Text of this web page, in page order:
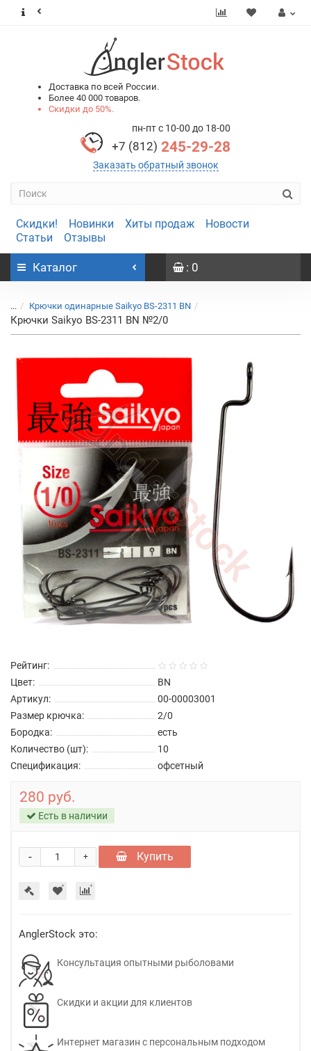
Доставка по всей России.
Более 40 000 товаров.
Скидки до 50%.
пн-пт с 10-00 до 18-00
+7 (812) 245-29-28
Заказать обратный звонок
Скидки! Новинки Хиты продаж
Новости
Статьи
Отзывы
Каталог : 0
... Крючки одинарные Saikyo BS-2311 BN
Крючки Saikyo BS-2311 BN №2/0
Рейтинг:
Цвет:
BN
Артикул:
00-00003001
Размер крючка:
2/0
Бородка:
есть
Количество (шт):
10
Спецификация:
офсетный
280 руб.
Есть в наличии
+
- Купить
AnglerStock это:
Консультация опытными рыболовами
Скидки и акции для клиентов
Интернет магазин с персональным подходом